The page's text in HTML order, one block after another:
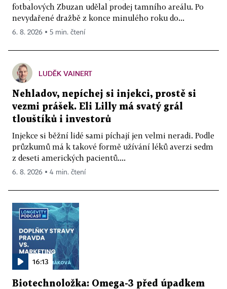
fotbalových Zbuzan udělal prodej tamního areálu. Po
nevydařené dražbě z konce minulého roku do...
6. 8. 2026 ▪ 5 min. čtení
LUDĚK VAINERT
Nehladov, nepíchej si injekci, prostě si
vezmi prášek. Eli Lilly má svatý grál
tlouštíků i investorů
Injekce si běžní lidé sami píchají jen velmi neradi. Podle
průzkumů má k takové formě užívání léků averzi sedm
z deseti amerických pacientů....
6. 8. 2026 ▪ 4 min. čtení
16:13
Biotechnoložka: Omega-3 před úpadkem